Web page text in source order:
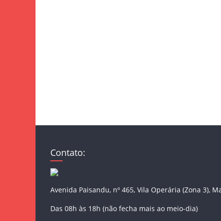
Contato:
Avenida Paisandu, nº 465, Vila Operária (Zona 3),
Das 08h às 18h (não fecha mais ao meio-dia)